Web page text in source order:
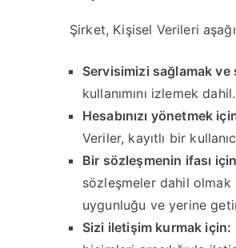
Şirket, Kişisel Verileri
Servisimizi sağlamak
kullanımını izlemek dahil.
Hesabınızı yönetmek
Veriler, kayıtlı bir
Bir sözleşmenin ifası
sözleşmeler dahil olmak
uygunluğu ve yerine
Sizi iletişim kurmak için: